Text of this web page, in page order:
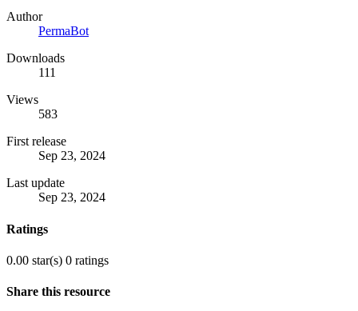
Author
PermaBot
Downloads
111
Views
583
First release
Sep 23, 2024
Last update
Sep 23, 2024
Ratings
0.00 star(s) 0 ratings
Share this resource